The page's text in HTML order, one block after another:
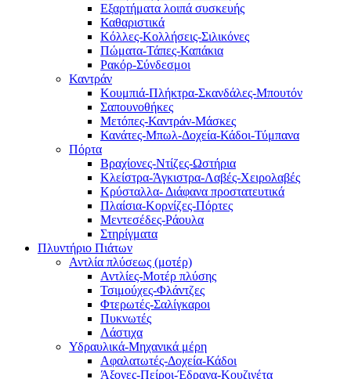
Εξαρτήματα λοιπά συσκευής
Καθαριστικά
Κόλλες-Κολλήσεις-Σιλικόνες
Πώματα-Τάπες-Καπάκια
Ρακόρ-Σύνδεσμοι
Καντράν
Κουμπιά-Πλήκτρα-Σκανδάλες-Μπουτόν
Σαπουνοθήκες
Μετόπες-Καντράν-Μάσκες
Κανάτες-Μπωλ-Δοχεία-Κάδοι-Τύμπανα
Πόρτα
Βραχίονες-Ντίζες-Ωστήρια
Κλείστρα-Άγκιστρα-Λαβές-Χειρολαβές
Κρύσταλλα- Διάφανα προστατευτικά
Πλαίσια-Κορνίζες-Πόρτες
Μεντεσέδες-Ράουλα
Στηρίγματα
Πλυντήριο Πιάτων
Αντλία πλύσεως (μοτέρ)
Αντλίες-Μοτέρ πλύσης
Τσιμούχες-Φλάντζες
Φτερωτές-Σαλίγκαροι
Πυκνωτές
Λάστιχα
Υδραυλικά-Mηχανικά μέρη
Αφαλατωτές-Δοχεία-Κάδοι
Άξονες-Πείροι-Έδρανα-Κουζινέτα